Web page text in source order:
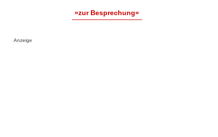
»zur Besprechung«
Anzeige